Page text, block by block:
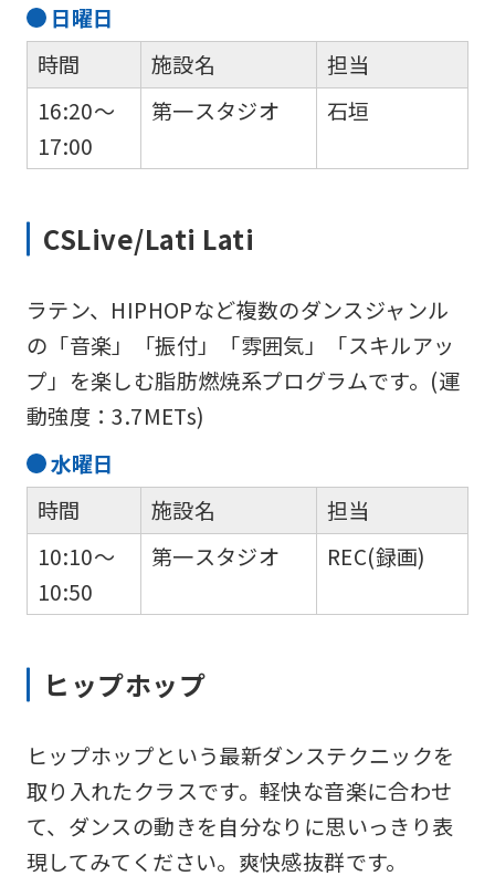
日曜日
時間
16:20～
17:00
施設名
第一スタジオ
担当
石垣
CSLive/Lati Lati
ラテン、HIPHOPなど複数のダンスジャンル
の「音楽」「振付」「雰囲気」「スキルアッ
プ」を楽しむ脂肪燃焼系プログラムです。(運
動強度：3.7METs)
水曜日
時間
10:10～
10:50
施設名
第一スタジオ
担当
REC(録画)
ヒップホップ
ヒップホップという最新ダンステクニックを
取り入れたクラスです。軽快な音楽に合わせ
て、ダンスの動きを自分なりに思いっきり表
現してみてください。爽快感抜群です。
For
foreigners
Central
official
is
automatically
translated
Click
link
(start
return
to
the